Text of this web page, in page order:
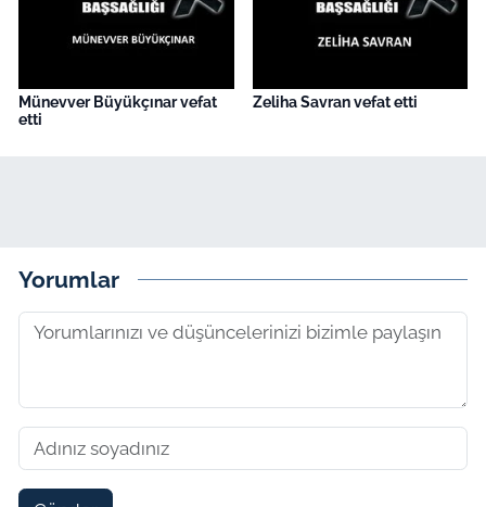
Münevver Büyükçınar vefat
etti
Zeliha Savran vefat etti
Yorumlar